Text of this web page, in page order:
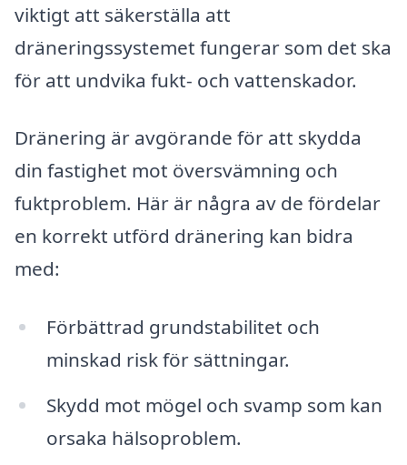
viktigt att säkerställa att
dräneringssystemet fungerar som det ska
för att undvika fukt- och vattenskador.
Dränering är avgörande för att skydda
din fastighet mot översvämning och
fuktproblem. Här är några av de fördelar
en korrekt utförd dränering kan bidra
med:
Förbättrad grundstabilitet och
minskad risk för sättningar.
Skydd mot mögel och svamp som kan
orsaka hälsoproblem.